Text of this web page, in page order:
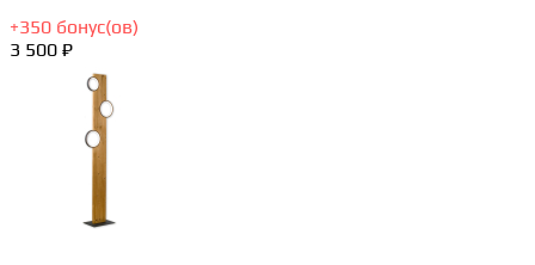
+350 бонус(ов)
3 500 ₽